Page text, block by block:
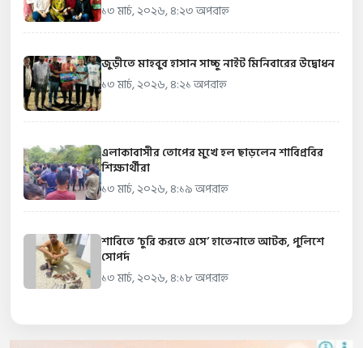
১৩ মার্চ, ২০২৬, ৪:২৩ অপরাহ্ন
জুড়ীতে মাহবুব হাসান সাচ্চু নাইট মিনিবারের উদ্বোধন
১৩ মার্চ, ২০২৬, ৪:২১ অপরাহ্ন
এলাকাবাসীর তোপের মুখে হল ছাড়লেন শাবিপ্রবির
শিক্ষার্থীরা
১৩ মার্চ, ২০২৬, ৪:১৯ অপরাহ্ন
শাবিতে ‘চুরি করতে এসে’ হাতেনাতে আটক, পুলিশে
সোপর্দ
১৩ মার্চ, ২০২৬, ৪:১৮ অপরাহ্ন